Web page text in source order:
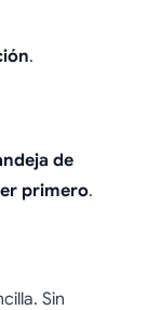
.
de
primero.
Sin